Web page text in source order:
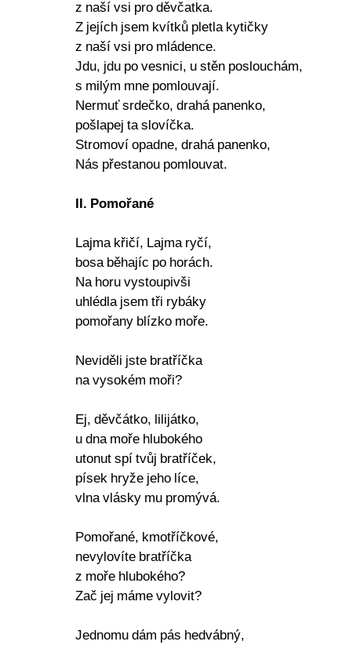
z naší vsi pro děvčatka.
Z jejích jsem kvítků pletla kytičky
z naší vsi pro mládence.
Jdu, jdu po vesnici, u stěn poslouchám,
s milým mne pomlouvají.
Nermuť srdečko, drahá panenko,
pošlapej ta slovíčka.
Stromoví opadne, drahá panenko,
Nás přestanou pomlouvat.
II. Pomořané
Lajma křičí, Lajma ryčí,
bosa běhajíc po horách.
Na horu vystoupivši
uhlédla jsem tři rybáky
pomořany blízko moře.
Neviděli jste bratříčka
na vysokém moři?
Ej, děvčátko, lilijátko,
u dna moře hlubokého
utonut spí tvůj bratříček,
písek hryže jeho líce,
vlna vlásky mu promývá.
Pomořané, kmotříčkové,
nevylovíte bratříčka
z moře hlubokého?
Zač jej máme vylovit?
Jednomu dám pás hedvábný,